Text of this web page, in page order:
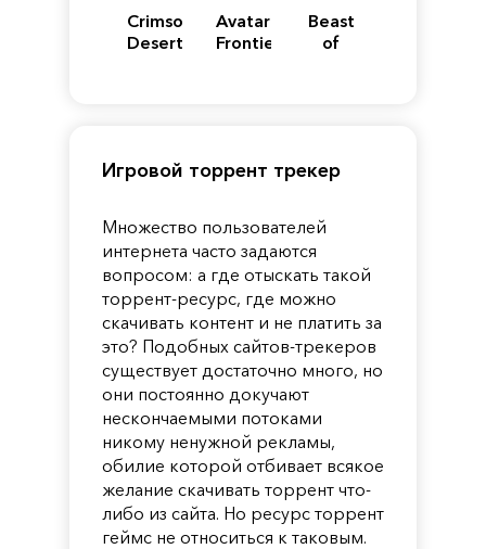
Crimson
Desert
Avatar:
Frontiers
Beast
of
Игровой торрент трекер
Множество пользователей
интернета часто задаются
вопросом: а где отыскать такой
торрент-ресурс, где можно
скачивать контент и не платить за
это? Подобных сайтов-трекеров
существует достаточно много, но
они постоянно докучают
нескончаемыми потоками
никому ненужной рекламы,
обилие которой отбивает всякое
желание скачивать торрент что-
либо из сайта. Но ресурс торрент
геймс не относиться к таковым.